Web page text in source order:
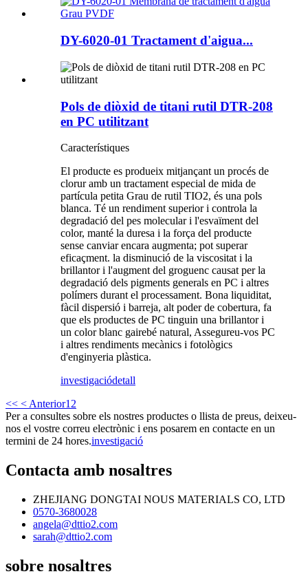
DY-6020-01 Tractament d'aigua...
Pols de diòxid de titani rutil DTR-208
en PC utilitzant
Característiques
El producte es produeix mitjançant un procés de
clorur amb un tractament especial de mida de
partícula petita Grau de rutil TIO2, és una pols
blanca. Té un rendiment superior i controla la
degradació del pes molecular i l'esvaïment del
color, manté la duresa i la força del producte
sense canviar encara augmenta; pot superar
eficaçment. la disminució de la viscositat i la
brillantor i l'augment del groguenc causat per la
degradació dels pigments generals en PC i altres
polímers durant el processament. Bona liquiditat,
fàcil dispersió i barreja, alt poder de cobertura, fa
que els productes de PC tinguin una brillantor i
un color blanc gairebé natural, Assegureu-vos PC
i altres rendiments mecànics i fotològics
d'enginyeria plàstica.
investigaciódetall
<< < Anterior1 2
Per a consultes sobre els nostres productes o llista de preus, deixeu-
nos el vostre correu electrònic i ens posarem en contacte en un
termini de 24 hores.investigació
Contacta amb nosaltres
ZHEJIANG DONGTAI NOUS MATERIALS CO, LTD
0570-3680028
angela@dttio2.com
sarah@dttio2.com
sobre nosaltres